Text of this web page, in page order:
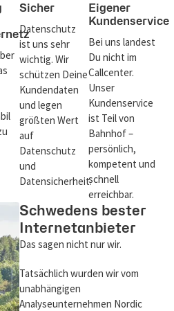
Sicher
Datenschutz
ist uns sehr
wichtig. Wir
schützen Deine
Kundendaten
und legen
größten Wert
auf
Datenschutz
und
Datensicherheit.
Eigener
Kundenservice
Bei uns landest
Du nicht im
Callcenter.
Unser
Kundenservice
ist Teil von
Bahnhof –
persönlich,
kompetent und
schnell
erreichbar.
Schwedens bester
Internetanbieter
Das sagen nicht nur wir.
Tatsächlich wurden wir vom
unabhängigen
Analyseunternehmen Nordic